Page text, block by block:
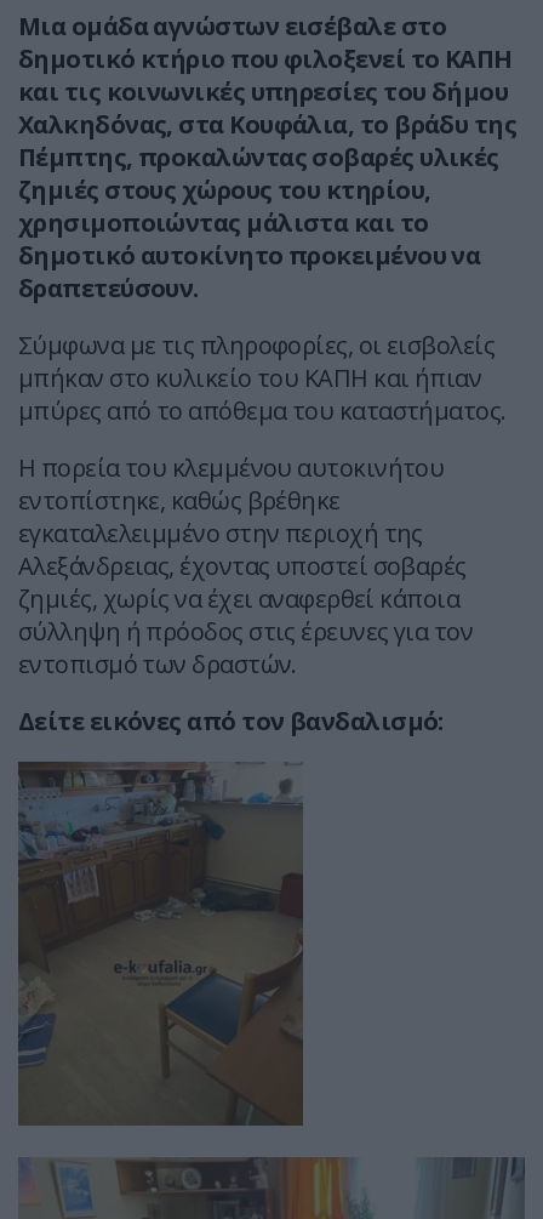
Μια ομάδα αγνώστων εισέβαλε στο
δημοτικό κτήριο που φιλοξενεί το ΚΑΠΗ
και τις κοινωνικές υπηρεσίες του δήμου
Χαλκηδόνας, στα Κουφάλια, το βράδυ της
Πέμπτης, προκαλώντας σοβαρές υλικές
ζημιές στους χώρους του κτηρίου,
χρησιμοποιώντας μάλιστα και το
δημοτικό αυτοκίνητο προκειμένου να
δραπετεύσουν.
Σύμφωνα με τις πληροφορίες, οι εισβολείς
μπήκαν στο κυλικείο του ΚΑΠΗ και ήπιαν
μπύρες από το απόθεμα του καταστήματος.
Η πορεία του κλεμμένου αυτοκινήτου
εντοπίστηκε, καθώς βρέθηκε
εγκαταλελειμμένο στην περιοχή της
Αλεξάνδρειας, έχοντας υποστεί σοβαρές
ζημιές, χωρίς να έχει αναφερθεί κάποια
σύλληψη ή πρόοδος στις έρευνες για τον
εντοπισμό των δραστών.
Δείτε εικόνες από τον βανδαλισμό: